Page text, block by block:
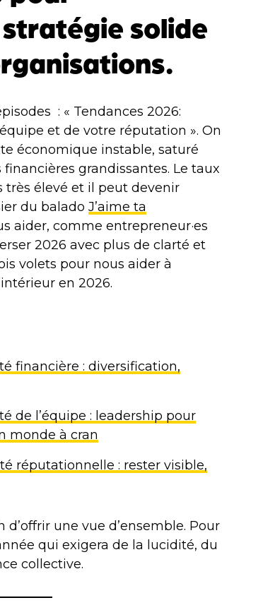
solide
: « Tendances 2026:
et de votre réputation ». On
économique instable, saturé
grandissantes. Le taux
très élevé et il peut devenir
du balado J’aime ta
aider, comme entrepreneur·es
2026 avec plus de clarté et
volets pour nous aider à
en 2026.
financière : diversification,
de l’équipe : leadership pour
monde à cran
réputationnelle : rester visible,
une vue d’ensemble. Pour
qui exigera de la lucidité, du
collective.